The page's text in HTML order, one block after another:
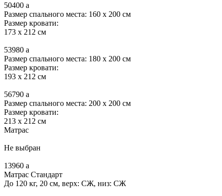
50400 a
Размер спального места: 160 x 200 см
Размер кровати:
173 x 212 см
53980 a
Размер спального места: 180 x 200 см
Размер кровати:
193 x 212 см
56790 a
Размер спального места: 200 x 200 см
Размер кровати:
213 x 212 см
Матрас
Не выбран
13960 a
Матрас Стандарт
До 120 кг, 20 см, верх: СЖ, низ: СЖ